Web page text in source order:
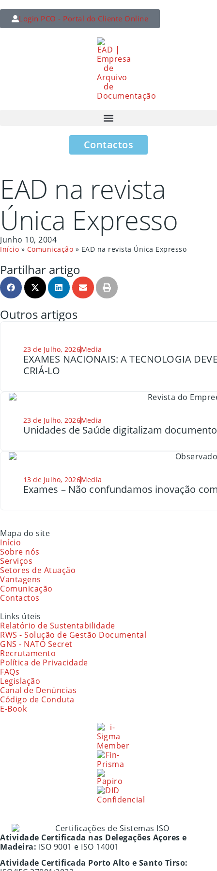
Login PCO - Portal do Cliente Online
Contactos
EAD na revista
Única Expresso
Junho 10, 2004
Início » Comunicação » EAD na revista Única Expresso
Partilhar artigo
Outros artigos
23 de Julho, 2026Media
EXAMES NACIONAIS: A TECNOLOGIA
CRIÁ-LO
23 de Julho, 2026Media
Unidades de Saúde digitalizam
13 de Julho, 2026Media
Exames – Não confundamos inovação
Mapa do site
Início
Sobre nós
Serviços
Setores de Atuação
Vantagens
Comunicação
Contactos
Links úteis
Relatório de Sustentabilidade
RWS - Solução de Gestão Documental
GNS - NATO Secret
Recrutamento
Política de Privacidade
FAQs
Legislação
Canal de Denúncias
Código de Conduta
E-Book
Atividade Certificada nas Delegações Açores e
Madeira: ISO 9001 e ISO 14001
Atividade Certificada Porto Alto e Santo Tirso: